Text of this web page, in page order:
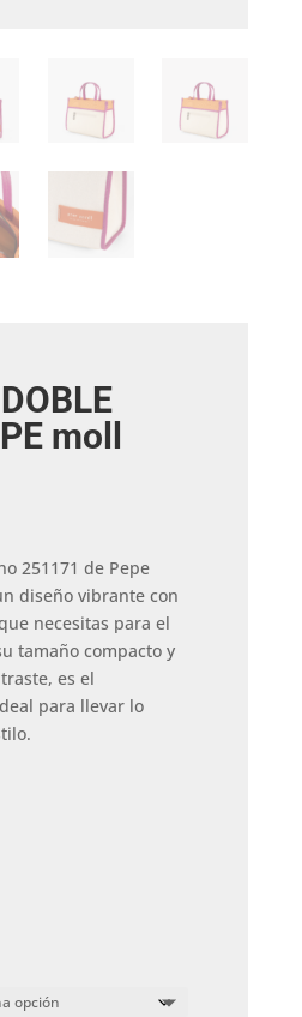
moll
251171 de Pepe
diseño vibrante con
necesitas para el
tamaño compacto y
es el
para llevar lo